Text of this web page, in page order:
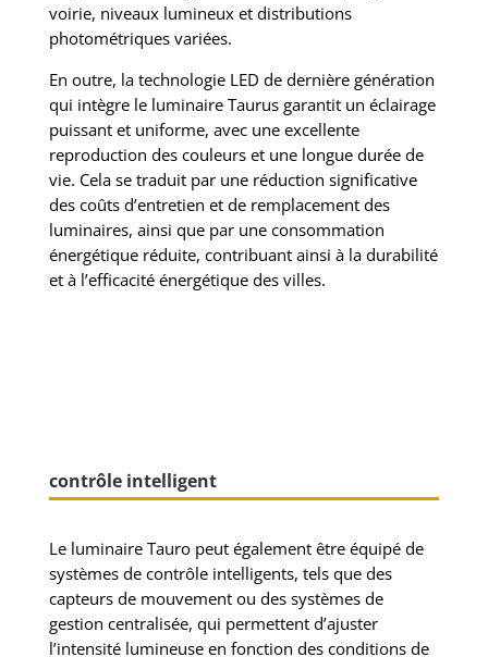
voirie, niveaux lumineux et distributions
photométriques variées.
En outre, la technologie LED de dernière génération
qui intègre le luminaire Taurus garantit un éclairage
puissant et uniforme, avec une excellente
reproduction des couleurs et une longue durée de
vie. Cela se traduit par une réduction significative
des coûts d’entretien et de remplacement des
luminaires, ainsi que par une consommation
énergétique réduite, contribuant ainsi à la durabilité
et à l’efficacité énergétique des villes.
contrôle intelligent
Le luminaire Tauro peut également être équipé de
systèmes de contrôle intelligents, tels que des
capteurs de mouvement ou des systèmes de
gestion centralisée, qui permettent d’ajuster
l’intensité lumineuse en fonction des conditions de